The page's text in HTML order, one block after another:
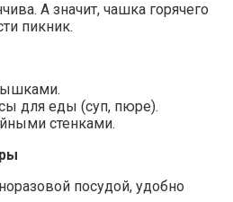
А значит, чашка горячего
пикник.
для еды (суп, пюре).
стенками.
посудой, удобно